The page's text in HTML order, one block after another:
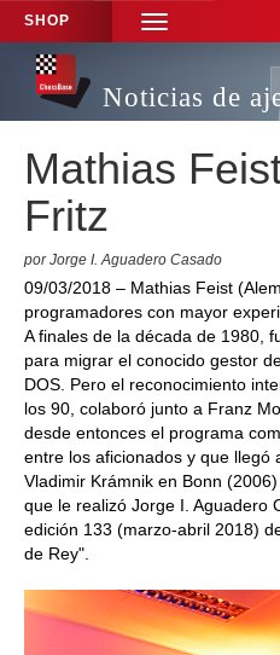
SHOP
TOGGLE
NAVIGATION
Noticias de
Mathias
Fritz
por Jorge I. Aguadero Casado
09/03/2018 – Mathias Feist
programadores con mayor
A finales de la década de 1980,
para migrar el conocido gestor
DOS. Pero el reconocimiento
los 90, colaboró junto a Franz
desde entonces el programa
entre los aficionados y que llegó
Vladimir Krámnik en Bonn
que le realizó Jorge I. Aguadero
edición 133 (marzo-abril 2018)
de Rey".